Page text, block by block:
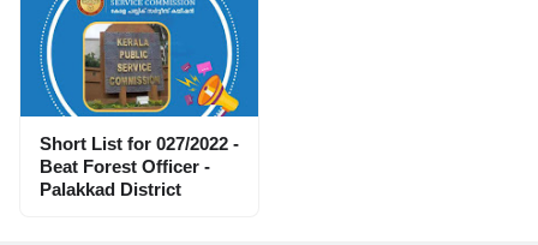
Short List for 027/2022 -
Beat Forest Officer -
Palakkad District